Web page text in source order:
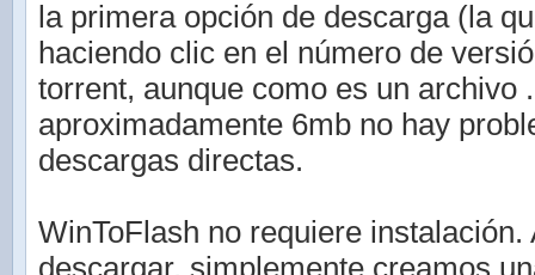
la primera opción de descarga (la
haciendo clic en el número de
torrent, aunque como es un archivo
aproximadamente 6mb no hay
descargas directas.
WinToFlash no requiere instalación.
descargar, simplemente creamos